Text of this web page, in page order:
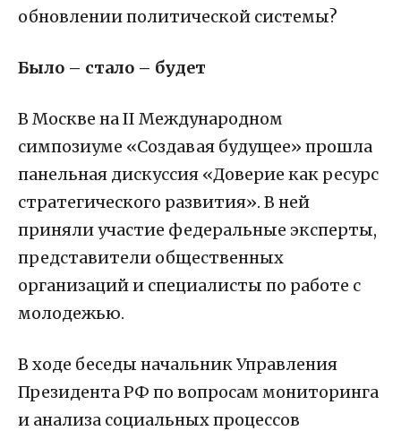
обновлении политической системы?
Было – стало – будет
В Москве на II Международном
симпозиуме «Создавая будущее» прошла
панельная дискуссия «Доверие как ресурс
стратегического развития». В ней
приняли участие федеральные эксперты,
представители общественных
организаций и специалисты по работе с
молодежью.
В ходе беседы начальник Управления
Президента РФ по вопросам мониторинга
и анализа социальных процессов